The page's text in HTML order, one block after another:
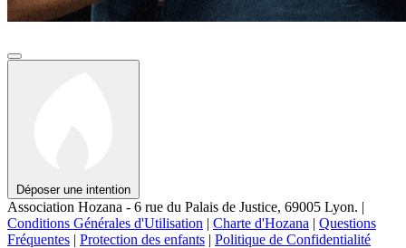
Déposer une intention
Association Hozana - 6 rue du Palais de Justice, 69005 Lyon. |
Conditions Générales d'Utilisation | Charte d'Hozana | Questions
Fréquentes | Protection des enfants | Politique de Confidentialité